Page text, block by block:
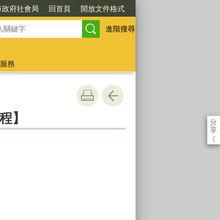
政府社會局 回首頁 開放文件格式
進階搜尋
務
分
享
《
】